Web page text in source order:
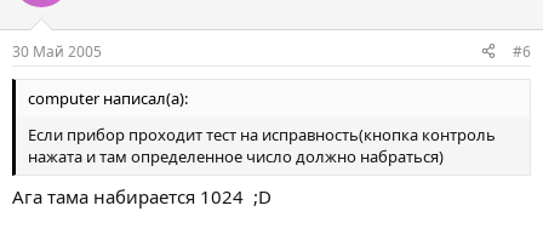
30 Май 2005 #6
computer написал(а):
Если прибор проходит тест на исправность(кнопка контроль
нажата и там определенное число должно набраться)
Ага тама набирается 1024 ;D